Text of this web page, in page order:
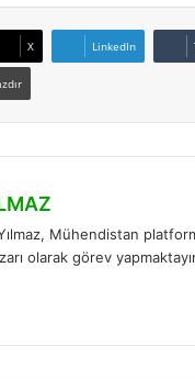
X LinkedIn
Mühendistan
olarak görev